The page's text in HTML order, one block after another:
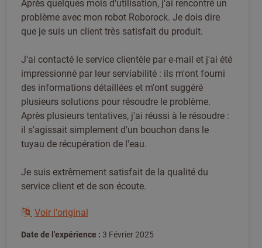
Après quelques mois d'utilisation, j'ai rencontré un
problème avec mon robot Roborock. Je dois dire
que je suis un client très satisfait du produit.
J'ai contacté le service clientèle par e-mail et j'ai été
impressionné par leur serviabilité : ils m'ont fourni
des informations détaillées et m'ont suggéré
plusieurs solutions pour résoudre le problème.
Après plusieurs tentatives, j'ai réussi à le résoudre :
il s'agissait simplement d'un bouchon dans le
tuyau de récupération de l'eau.
Je suis extrêmement satisfait de la qualité du
service client et de son écoute.
Voir l'original
Date de l'expérience : 3 Février 2025